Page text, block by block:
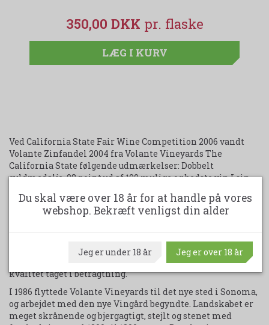
350,00 DKK
LÆG I KURV
Ved California State Fair Wine Competition 2006 vandt
Volante Zinfandel 2004 fra Volante Vineyards The
California State følgende udmærkelser: Dobbelt
guldmedalje, 98 point ud af 100 mulige og bedste vin I sin
roser der er væltede ned over Volante Vineyards de senere
år. Ud over deres fremragende Zinfandel vine, laver de
små mirakler der er passet og plejet fra start til slut. De er
en dejlig oplevelse, også for pengepungen ? den høje
kvalitet taget i betragtning.
I 1986 flyttede Volante Vineyards til det nye sted i Sonoma,
og arbejdet med den nye Vingård begyndte. Landskabet er
meget skrånende og bjergagtigt, stejlt og stenet med
Du skal være over 18 år for at handle på vores
webshop. Bekræft venligst din alder
Jeg er under 18 år Jeg er over 18 år